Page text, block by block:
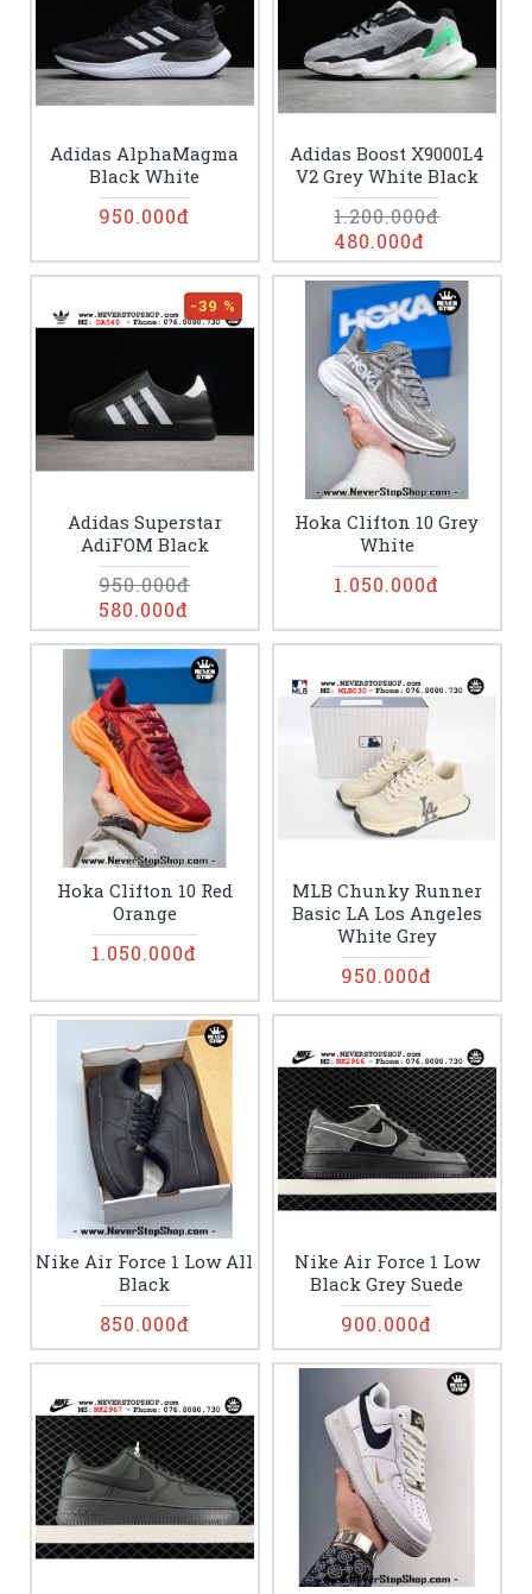
Adidas AlphaMagma
Black White
950.000đ
Adidas Boost X9000L4
V2 Grey White Black
480.000đ
1.200.000đ
-39 %
Adidas Superstar
AdiFOM Black
580.000đ
950.000đ
Hoka Clifton 10 Grey
White
1.050.000đ
Hoka Clifton 10 Red
Orange
1.050.000đ
MLB Chunky Runner
Basic LA Los Angeles
White Grey
950.000đ
Nike Air Force 1 Low All
Black
850.000đ
Nike Air Force 1 Low
Black Grey Suede
900.000đ